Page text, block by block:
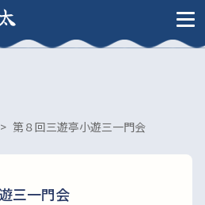
> 第８回三遊亭小遊三一門会
三一門会